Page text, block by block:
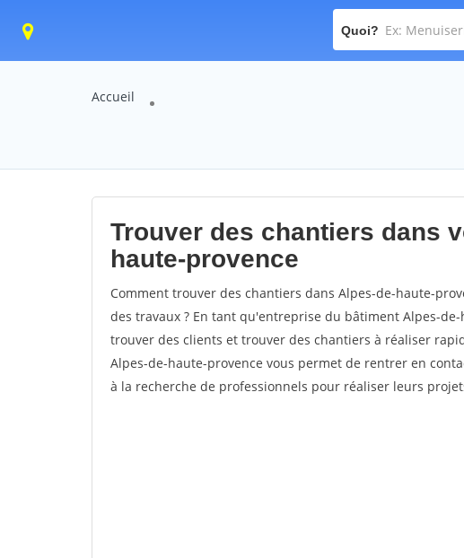
Quoi?
Accueil
Trouver des chantiers dans
haute-provence
Comment trouver des chantiers dans Alpes-de-haute-
des travaux ? En tant qu'entreprise du bâtiment Alpes-
trouver des clients et trouver des chantiers à réaliser
Alpes-de-haute-provence vous permet de rentrer en
à la recherche de professionnels pour réaliser leurs